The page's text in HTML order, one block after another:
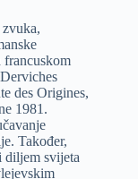
francuskom
des Origines,
1981.
Također,
diljem svijeta